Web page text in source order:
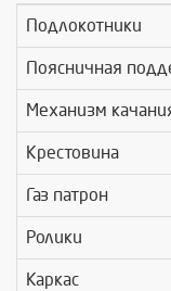
Подлокотники
Поясничная
Механизм
Крестовина
Газ патрон
Ролики
Каркас